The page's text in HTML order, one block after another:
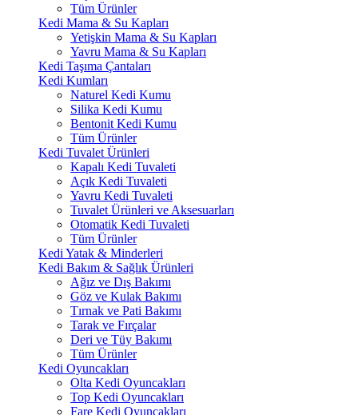
Tüm Ürünler
Kedi Mama & Su Kapları
Yetişkin Mama & Su Kapları
Yavru Mama & Su Kapları
Kedi Taşıma Çantaları
Kedi Kumları
Naturel Kedi Kumu
Silika Kedi Kumu
Bentonit Kedi Kumu
Tüm Ürünler
Kedi Tuvalet Ürünleri
Kapalı Kedi Tuvaleti
Açık Kedi Tuvaleti
Yavru Kedi Tuvaleti
Tuvalet Ürünleri ve Aksesuarları
Otomatik Kedi Tuvaleti
Tüm Ürünler
Kedi Yatak & Minderleri
Kedi Bakım & Sağlık Ürünleri
Ağız ve Dış Bakımı
Göz ve Kulak Bakımı
Tırnak ve Pati Bakımı
Tarak ve Fırçalar
Deri ve Tüy Bakımı
Tüm Ürünler
Kedi Oyuncakları
Olta Kedi Oyuncakları
Top Kedi Oyuncakları
Fare Kedi Oyuncakları